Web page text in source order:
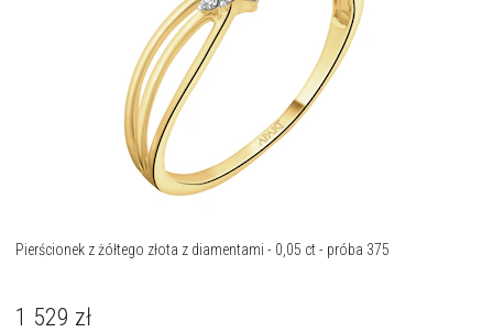
Pierścionek z żółtego złota z diamentami - 0,05 ct - próba 375
1 529 zł